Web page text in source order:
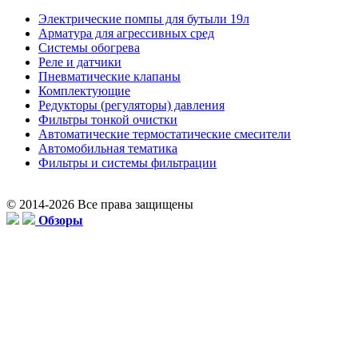
Электрические помпы для бутыли 19л
Арматура для агрессивных сред
Системы обогрева
Реле и датчики
Пневматические клапаны
Комплектующие
Редукторы (регуляторы) давления
Фильтры тонкой очистки
Автоматические термостатические смесители
Автомобильная тематика
Фильтры и системы фильтрации
© 2014-2026 Все права защищены
Обзоры